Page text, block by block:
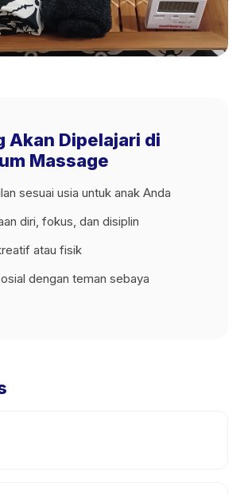
Akan Dipelajari di
Massage
sesuai usia untuk anak Anda
diri, fokus, dan disiplin
atau fisik
dengan teman sebaya